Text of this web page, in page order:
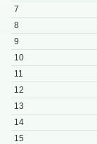
7
8
9
10
11
12
13
14
15